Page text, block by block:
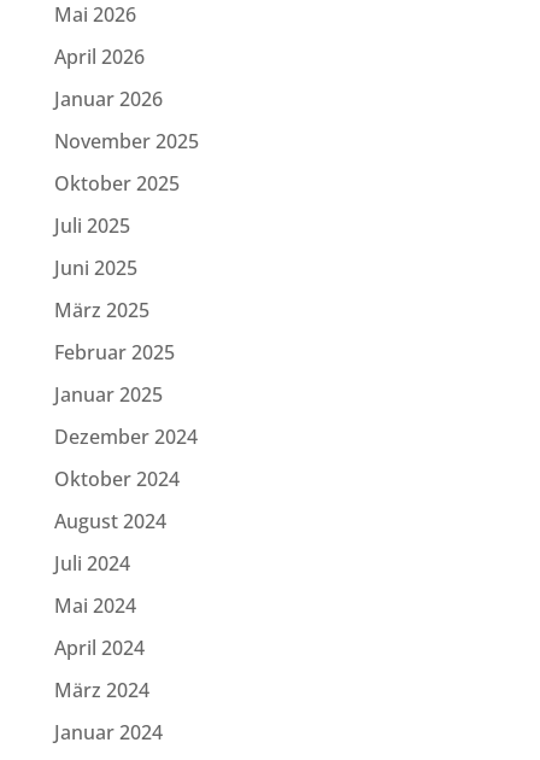
Mai 2026
April 2026
Januar 2026
November 2025
Oktober 2025
Juli 2025
Juni 2025
März 2025
Februar 2025
Januar 2025
Dezember 2024
Oktober 2024
August 2024
Juli 2024
Mai 2024
April 2024
März 2024
Januar 2024